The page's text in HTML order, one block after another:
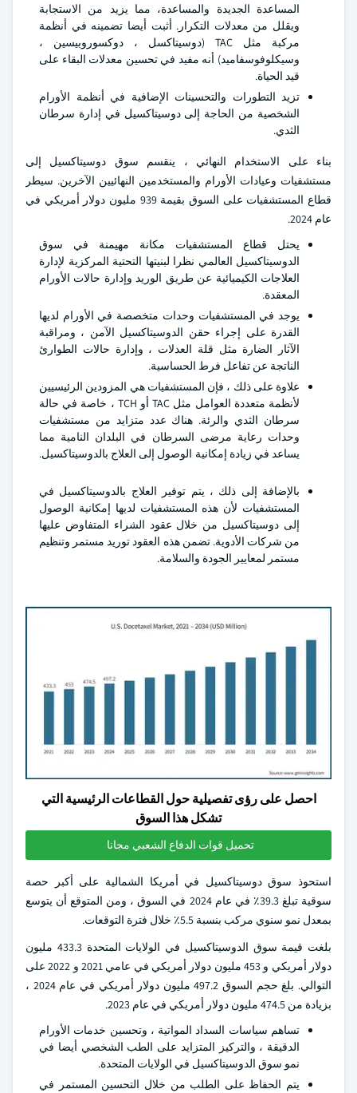
المساعدة الجديدة والمساعدة، مما يزيد من الاستجابة
ويقلل من معدلات التكرار. أثبت أيضا تضمينه في أنظمة
مركبة مثل TAC (دوسيتاكسل ، دوكسوروبيسين ،
وسيكلوفوسفاميد) أنه مفيد في تحسين معدلات البقاء على
قيد الحياة.
تزيد التطورات والتحسينات الإضافية في أنظمة الأورام
الشخصية من الحاجة إلى دوسيتاكسيل في إدارة سرطان
الثدي.
بناء على الاستخدام النهائي ، ينقسم سوق دوسيتاكسيل إلى
مستشفيات وعيادات الأورام والمستخدمين النهائيين الآخرين. سيطر
قطاع المستشفيات على السوق بقيمة 939 مليون دولار أمريكي في
عام 2024.
يحتل قطاع المستشفيات مكانة مهيمنة في سوق
الدوسيتاكسيل العالمي نظرا لبنيتها التحتية المركزية لإدارة
العلاجات الكيميائية عن طريق الوريد وإدارة حالات الأورام
المعقدة.
يوجد في المستشفيات وحدات متخصصة في الأورام لديها
القدرة على إجراء حقن الدوسيتاكسيل الآمن ، ومراقبة
الآثار الضارة مثل قلة العدلات ، وإدارة حالات الطوارئ
الناتجة عن تفاعل فرط الحساسية.
علاوة على ذلك ، فإن المستشفيات هي المزودين الرئيسيين
لأنظمة متعددة العوامل مثل TAC أو TCH ، خاصة في حالة
سرطان الثدي والرئة. هناك عدد متزايد من مستشفيات
وحدات رعاية مرضى السرطان في البلدان النامية مما
يساعد في زيادة إمكانية الوصول إلى العلاج بالدوسيتاكسيل.
بالإضافة إلى ذلك ، يتم توفير العلاج بالدوسيتاكسيل في
المستشفيات لأن هذه المستشفيات لديها إمكانية الوصول
إلى دوسيتاكسيل من خلال عقود الشراء المتفاوض عليها
من شركات الأدوية. تضمن هذه العقود توريد مستمر وتنظيم
مستمر لمعايير الجودة والسلامة.
احصل على رؤى تفصيلية حول القطاعات الرئيسية التي
تشكل هذا السوق
تحميل قوات الدفاع الشعبي مجانا
استحوذ سوق دوسيتاكسيل في أمريكا الشمالية على أكبر حصة
سوقية تبلغ 39.3٪ في عام 2024 في السوق ، ومن المتوقع أن يتوسع
بمعدل نمو سنوي مركب بنسبة 5.5٪ خلال فترة التوقعات.
بلغت قيمة سوق الدوسيتاكسيل في الولايات المتحدة 433.3 مليون
دولار أمريكي و 453 مليون دولار أمريكي في عامي 2021 و 2022 على
التوالي. بلغ حجم السوق 497.2 مليون دولار أمريكي في عام 2024 ،
بزيادة من 474.5 مليون دولار أمريكي في عام 2023.
تساهم سياسات السداد المواتية ، وتحسين خدمات الأورام
الدقيقة ، والتركيز المتزايد على الطب الشخصي أيضا في
نمو سوق الدوسيتاكسيل في الولايات المتحدة.
يتم الحفاظ على الطلب من خلال التحسين المستمر في